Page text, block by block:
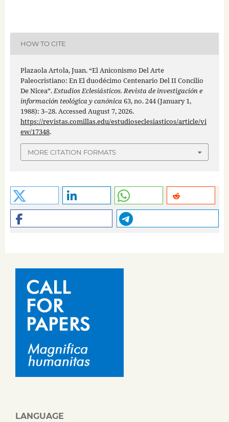
HOW TO CITE
Plazaola Artola, Juan. “El Aniconismo Del Arte
Paleocristiano: En El duodécimo Centenario Del II Concilio
De Nicea”.Estudios Eclesiásticos. Revista de investigación e
información teológica y canónica63, no. 244 (January 1,
1988): 3–28. Accessed August 7, 2026.
https://revistas.comillas.edu/estudioseclesiasticos/article/vi
ew/17348.
MORE CITATION FORMATS
LANGUAGE